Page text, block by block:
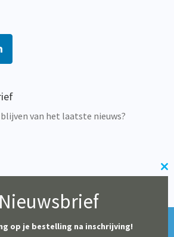
van het laatste nieuws?
2026 | Educatieve Uitgeverij
blijft onze webshop geopend,
op je bestelling na inschrijving!